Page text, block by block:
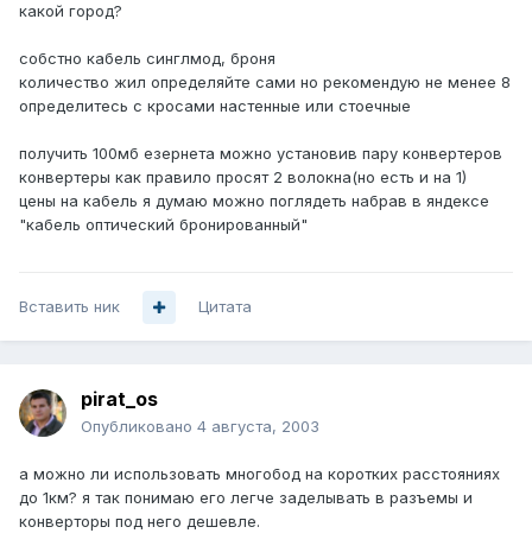
какой город?
собстно кабель синглмод, броня
количество жил определяйте сами но рекомендую не менее 8
определитесь с кросами настенные или стоечные
получить 100мб езернета можно установив пару конвертеров
конвертеры как правило просят 2 волокна(но есть и на 1)
цены на кабель я думаю можно поглядеть набрав в яндексе
"кабель оптический бронированный"
Вставить ник Цитата
pirat_os
Опубликовано 4 августа, 2003
а можно ли использовать многобод на коротких расстояниях
до 1км? я так понимаю его легче заделывать в разъемы и
конверторы под него дешевле.